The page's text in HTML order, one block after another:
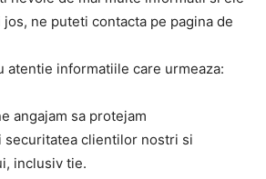
ne puteti contacta pe pagina de
atentie informatiile care urmeaza:
angajam sa protejam
securitatea clientilor nostri si
inclusiv tie.